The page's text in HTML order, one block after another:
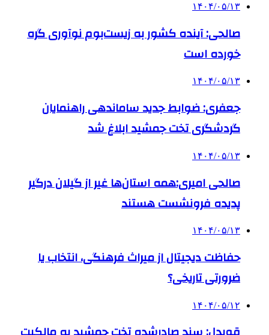
۱۴۰۴/۰۵/۱۳
صالحی: آینده کشور به زیست‌بوم نوآوری گره
خورده است
۱۴۰۴/۰۵/۱۳
جعفری: ضوابط جدید ساماندهی راهنمایان
گردشگری تخت جمشید ابلاغ شد
۱۴۰۴/۰۵/۱۳
صالحی امیری:همه استان‌ها غیر از گیلان درگیر
پدیده فرونشست هستند
۱۴۰۴/۰۵/۱۳
حفاظت دیجیتال از میراث فرهنگی، انتخاب یا
ضرورتی تاریخی؟
۱۴۰۴/۰۵/۱۲